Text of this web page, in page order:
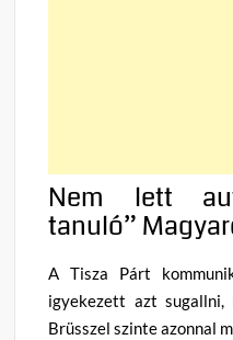
Nem lett
tanuló”
A Tisza Párt
igyekezett azt
Brüsszel szinte azonnal